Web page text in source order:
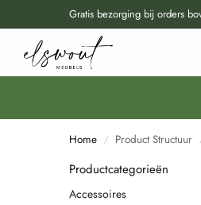
Gratis bezorging bij orders
Doorzoek al onze
Home / Product Structuur
Productcategorieën
Accessoires